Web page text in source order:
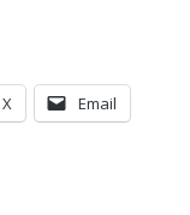
X Email